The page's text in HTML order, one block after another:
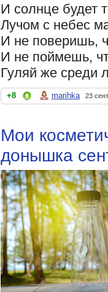
И солнце будет
Лучом с небес
И не поверишь,
И не поймешь,
Гуляй же среди
+8 marihka 23
Мои
донышка